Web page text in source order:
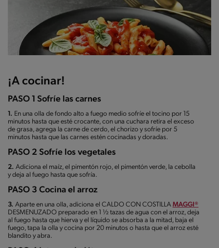
¡A cocinar!
PASO 1 Sofríe las carnes
1. En una olla de fondo alto a fuego medio sofríe el tocino por 15
minutos hasta que esté crocante, con una cuchara retira el exceso
de grasa, agrega la carne de cerdo, el chorizo y sofríe por 5
minutos hasta que las carnes estén cocinadas y doradas.
PASO 2 Sofríe los vegetales
2. Adiciona el maíz, el pimentón rojo, el pimentón verde, la cebolla
y deja al fuego hasta que sofría.
PASO 3 Cocina el arroz
3. Aparte en una olla, adiciona el CALDO CON COSTILLA MAGGI®
DESMENUZADO preparado en 1 ½ tazas de agua con el arroz, deja
al fuego hasta que hierva y el líquido se absorba a la mitad, baja el
fuego, tapa la olla y cocina por 20 minutos o hasta que el arroz esté
blandito y abra.